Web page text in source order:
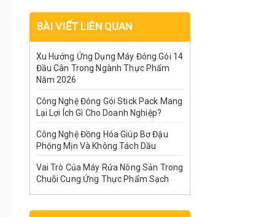
BÀI VIẾT LIÊN QUAN
Xu Hướng Ứng Dụng Máy Đóng Gói 14
Đầu Cân Trong Ngành Thực Phẩm
Năm 2026
Công Nghệ Đóng Gói Stick Pack Mang
Lại Lợi Ích Gì Cho Doanh Nghiệp?
Công Nghệ Đồng Hóa Giúp Bơ Đậu
Phộng Mịn Và Không Tách Dầu
Vai Trò Của Máy Rửa Nông Sản Trong
Chuỗi Cung Ứng Thực Phẩm Sạch